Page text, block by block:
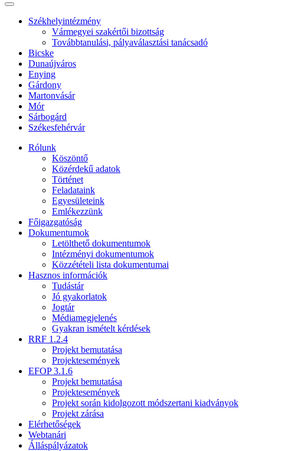
Székhelyintézmény
Vármegyei szakértői bizottság
Továbbtanulási, pályaválasztási tanácsadó
Bicske
Dunaújváros
Enying
Gárdony
Martonvásár
Mór
Sárbogárd
Székesfehérvár
Rólunk
Köszöntő
Közérdekű adatok
Történet
Feladataink
Egyesületeink
Emlékezzünk
Főigazgatóság
Dokumentumok
Letölthető dokumentumok
Intézményi dokumentumok
Közzétételi lista dokumentumai
Hasznos információk
Tudástár
Jó gyakorlatok
Jogtár
Médiamegjelenés
Gyakran ismételt kérdések
RRF 1.2.4
Projekt bemutatása
Projektesemények
EFOP 3.1.6
Projekt bemutatása
Projektesemények
Projekt során kidolgozott módszertani kiadványok
Projekt zárása
Elérhetőségek
Webtanári
Álláspályázatok